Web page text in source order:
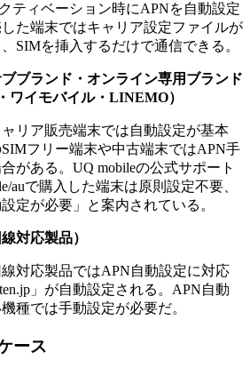
ティベーション時にAPNを自動設定
た端末ではキャリア設定ファイルが
SIMを挿入するだけで通信できる。
ブランド・オンライン専用ブランド
ワイモバイル・LINEMO）
リア販売端末では自動設定が基本
フリー端末や中古端末ではAPN手
がある。UQ mobileの公式サポート
auで購入した端末は原則設定不要、
定が必要」と案内されている。
対応製品）
対応製品ではAPN自動設定に対応
」が自動設定される。APN自動
種では手動設定が必要だ。
ース